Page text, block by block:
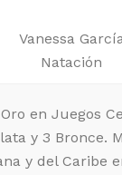
Vanessa
Natación
en Juegos
y 3 Bronce.
y del Caribe